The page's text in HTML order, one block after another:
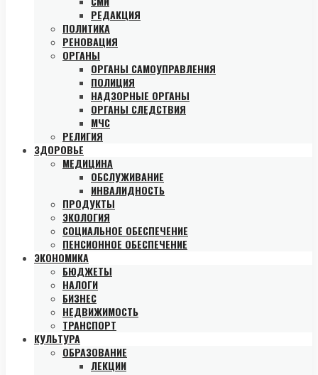
РЕДАКЦИЯ
ПОЛИТИКА
РЕНОВАЦИЯ
ОРГАНЫ
ОРГАНЫ САМОУПРАВЛЕНИЯ
ПОЛИЦИЯ
НАДЗОРНЫЕ ОРГАНЫ
ОРГАНЫ СЛЕДСТВИЯ
МЧС
РЕЛИГИЯ
ЗДОРОВЬЕ
МЕДИЦИНА
ОБСЛУЖИВАНИЕ
ИНВАЛИДНОСТЬ
ПРОДУКТЫ
ЭКОЛОГИЯ
СОЦИАЛЬНОЕ ОБЕСПЕЧЕНИЕ
ПЕНСИОННОЕ ОБЕСПЕЧЕНИЕ
ЭКОНОМИКА
БЮДЖЕТЫ
НАЛОГИ
БИЗНЕС
НЕДВИЖИМОСТЬ
ТРАНСПОРТ
КУЛЬТУРА
ОБРАЗОВАНИЕ
ЛЕКЦИИ